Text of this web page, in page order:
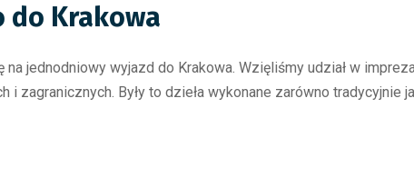
do Krakowa
jednodniowy wyjazd do Krakowa. Wzięliśmy udział w
Były to dzieła wykonane zarówno tradycyjnie